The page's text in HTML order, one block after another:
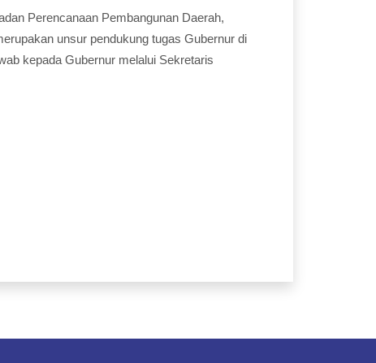
Perencanaan Pembangunan Daerah,
unsur pendukung tugas Gubernur di
kepada Gubernur melalui Sekretaris